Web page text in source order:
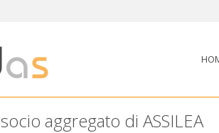
aggregato di ASSILEA